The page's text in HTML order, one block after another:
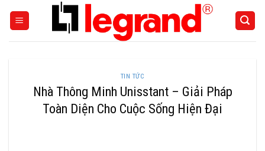
TIN TỨC
Nhà Thông Minh Unisstant – Giải Pháp
Toàn Diện Cho Cuộc Sống Hiện Đại